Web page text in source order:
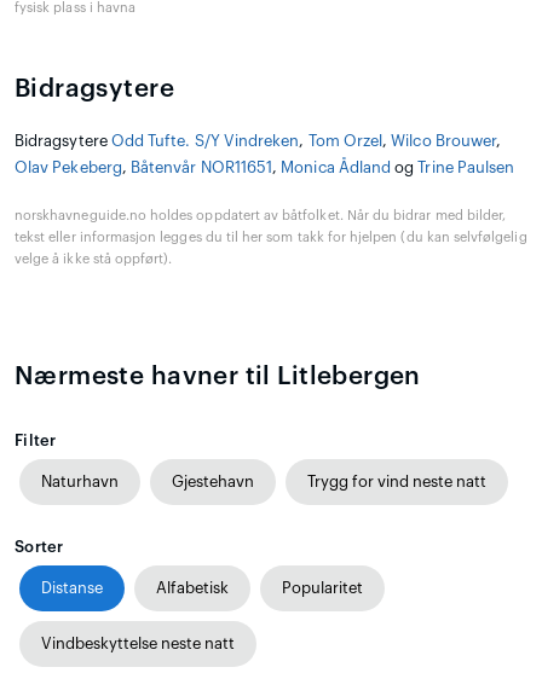
fysisk plass i havna
Bidragsytere
Bidragsytere Odd Tufte. S/Y Vindreken, Tom Orzel ,Wilco Brouwer,
Olav Pekeberg, Båtenvår NOR11651 , Monica Ådland og Trine Paulsen
norskhavneguide.no holdes oppdatert av båtfolket. Når du bidrar med bilder,
tekst eller informasjon legges du til her som takk for hjelpen (du kan selvfølgelig
velge å ikke stå oppført).
Nærmeste havner til Litlebergen
Filter
Naturhavn Gjestehavn Trygg for vind neste natt
Sorter
Distanse Alfabetisk Popularitet
Vindbeskyttelse neste natt